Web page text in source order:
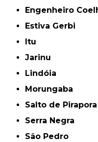
Engenheiro
Estiva Gerbi
Itu
Jarinu
Lindóia
Morungaba
Salto de Pirapora
Serra Negra
São Pedro